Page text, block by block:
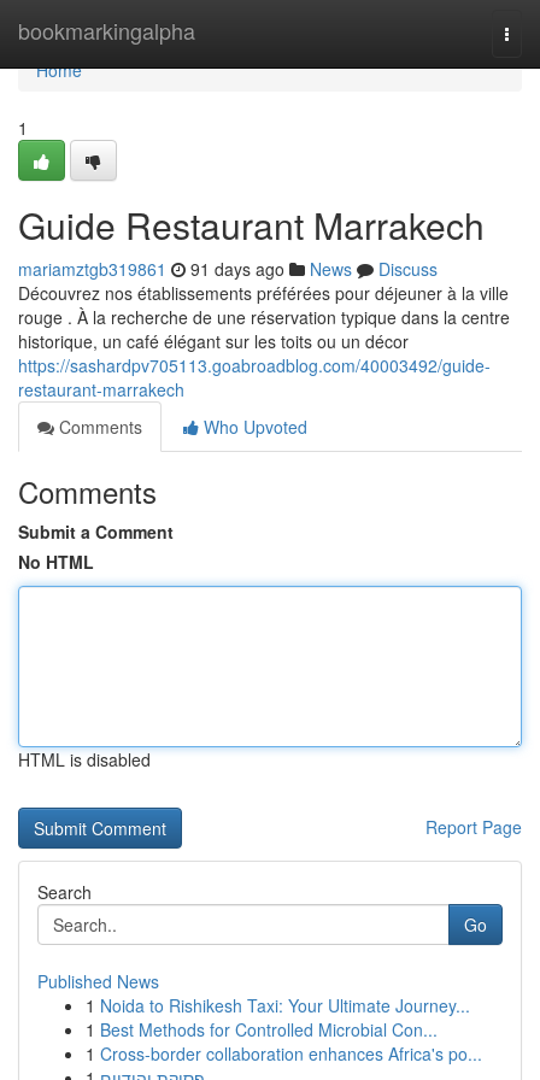
bookmarkingalpha
Home
Home
1
Guide Restaurant Marrakech
mariamztgb319861 91 days ago News
Discuss
Découvrez nos établissements préférées pour déjeuner à la ville
rouge . À la recherche de une réservation typique dans la centre
historique, un café élégant sur les toits ou un décor
https://sashardpv705113.goabroadblog.com/40003492/guide-
restaurant-marrakech
Comments
Who Upvoted
Comments
Submit a Comment
No HTML
HTML is disabled
Report Page
Search
Go
Published News
1 Noida to Rishikesh Taxi: Your Ultimate Journey...
1 Best Methods for Controlled Microbial Con...
1 Cross-border collaboration enhances Africa's po...